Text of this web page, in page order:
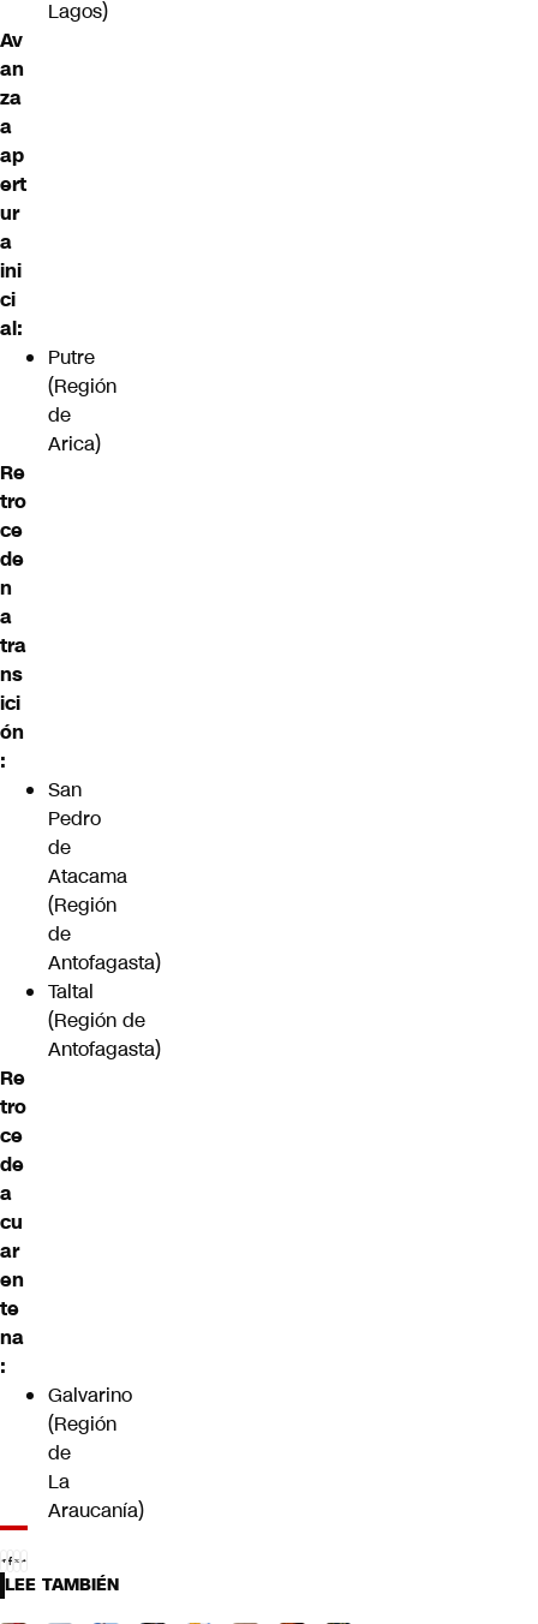
Lagos)
Av
an
za
a
ap
ert
ur
a
ini
ci
al:
Putre
(Región
de
Arica)
Re
tro
ce
de
n
a
tra
ns
ici
ón
:
San
Pedro
de
Atacama
(Región
de
Antofagasta)
Taltal
(Región de
Antofagasta)
Re
tro
ce
de
a
cu
ar
en
te
na
:
Galvarino
(Región
de
La
Araucanía)
LEE TAMBIÉN